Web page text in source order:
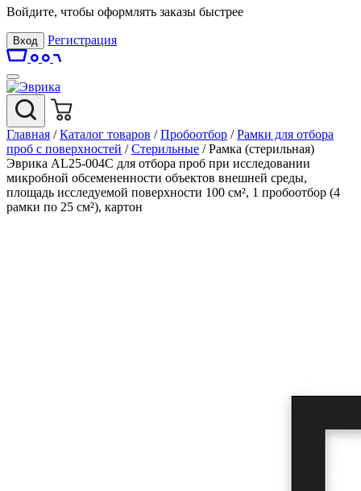
Войдите, чтобы оформлять заказы быстрее
Вход Регистрация
Главная / Каталог товаров / Пробоотбор / Рамки для отбора
проб с поверхностей / Стерильные / Рамка (стерильная)
Эврика AL25-004С для отбора проб при исследовании
микробной обсемененности объектов внешней среды,
площадь исследуемой поверхности 100 см², 1 пробоотбор (4
рамки по 25 см²), картон